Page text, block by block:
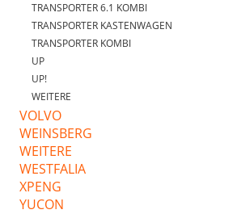
TRANSPORTER 6.1 KOMBI
TRANSPORTER KASTENWAGEN
TRANSPORTER KOMBI
UP
UP!
WEITERE
VOLVO
WEINSBERG
WEITERE
WESTFALIA
XPENG
YUCON